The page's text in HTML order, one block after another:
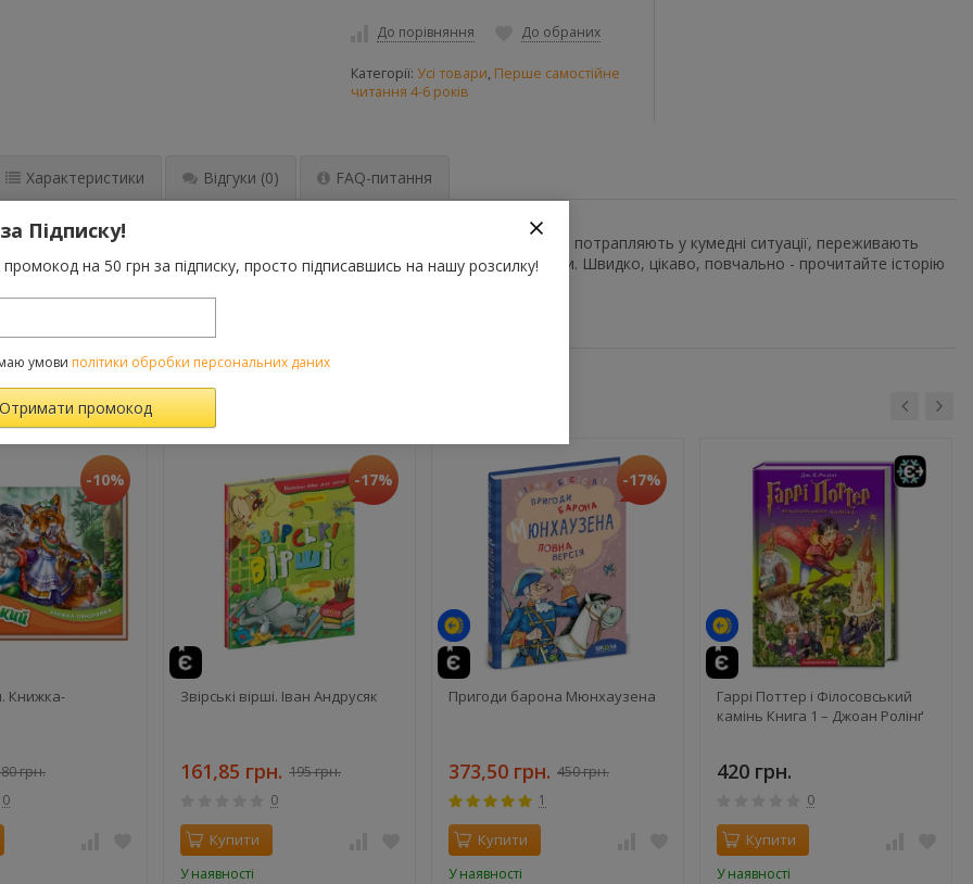
До порівняння До обраних
Категорії: Усі товари, Перше самостійне
читання 4-6 років
Характеристики Відгуки (0) FAQ-питання
зможуть за декілька хвилин розважити Вашу дитину. Малята та звірята потрапляють у кумедні ситуації, переживають
зустрічаються з повсякденними труднощами та вирішують їх своїми силами. Швидко, цікаво, повчально - прочитайте історію
свій вечір.
ТАКОЖ КУПУЮТЬ
-10%
Книжка-
грн.
0
-17%
Звірські вірші. Іван Андрусяк
161,85 грн. 195 грн.
0
Купити
У наявності
-17%
Пригоди барона Мюнхаузена
373,50 грн. 450 грн.
1
Купити
У наявності
Гаррі Поттер і Філосовський
камінь Книга 1 – Джоан Ролінґ
420 грн.
0
Купити
У наявності
Підписку!
на 50 грн за підписку, просто підписавшись на нашу розсилку!
умови політики обробки персональних даних